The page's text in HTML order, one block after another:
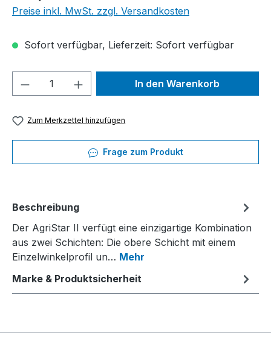
Preise inkl. MwSt. zzgl. Versandkosten
Sofort verfügbar, Lieferzeit: Sofort verfügbar
Produkt Anzahl: Gib denIn den Warenkorb
Zum Merkzettel hinzufügen
Frage zum Produkt
Beschreibung
Der AgriStar II verfügt eine einzigartige Kombination
aus zwei Schichten: Die obere Schicht mit einem
Einzelwinkelprofil un… Mehr
Marke & Produktsicherheit